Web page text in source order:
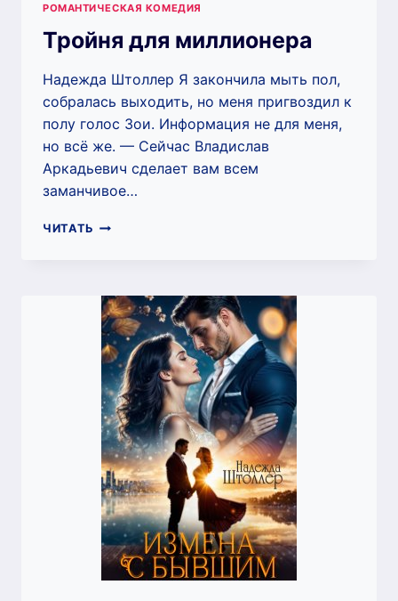
РОМАНТИЧЕСКАЯ КОМЕДИЯ
Тройня для миллионера
Надежда Штоллер Я закончила мыть пол,
собралась выходить, но меня пригвоздил к
полу голос Зои. Информация не для меня,
но всё же. — Сейчас Владислав
Аркадьевич сделает вам всем
заманчивое…
ЧИТАТЬ ТРОЙНЯ